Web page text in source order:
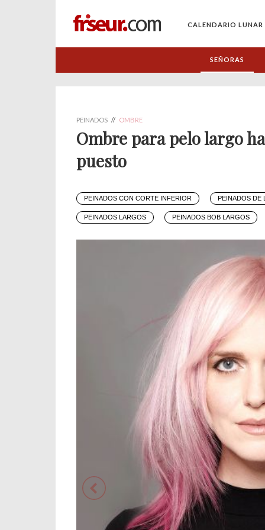
CALENDARIO LUNAR
SEÑORAS
PEINADOS // OMBRE
Ombre para pelo largo
puesto
PEINADOS CON CORTE INFERIOR PEINADOS DE
PEINADOS LARGOS PEINADOS BOB LARGOS